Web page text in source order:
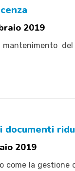
2019
mantenimento
documenti
2019
come la